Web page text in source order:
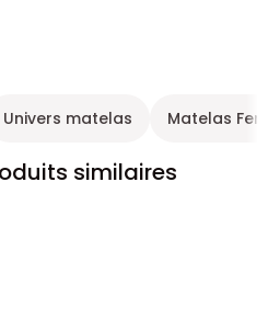
Univers matelas Matelas
similaires